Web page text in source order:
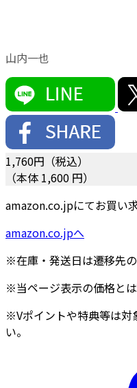
山内一也
1,760円（税込）
（本体 1,600 円）
amazon.co.jpにてお買い
amazon.co.jpへ
※在庫・発送日は遷移先
※当ページ表示の価格とは
※Vポイントや特典等は対
い。